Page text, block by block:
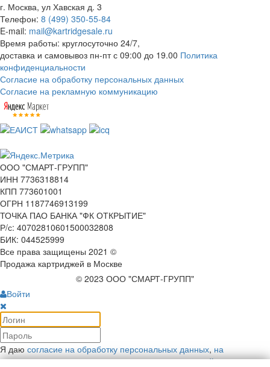
г. Москва, ул Хавская д. 3
Телефон: 8 (499) 350-55-84
E-mail: mail@kartridgesale.ru
Время работы: круглосуточно 24/7,
доставка и самовывоз пн-пт с 09:00 до 19.00 Политика
конфиденциальности
Согласие на обработку персональных данных
Согласие на рекламную коммуникацию
ООО "СМАРТ-ГРУПП"
ИНН 7736318814
КПП 773601001
ОГРН 1187746913199
ТОЧКА ПАО БАНКА "ФК ОТКРЫТИЕ"
Р/с: 40702810601500032808
БИК: 044525999
Все права защищены 2021 ©
Продажа картриджей в Москве
© 2023 ООО "СМАРТ-ГРУПП"
Войти
Я даю согласие на обработку персональных данных, на
рекламную коммуникациюи соглашаюсь сполитикой